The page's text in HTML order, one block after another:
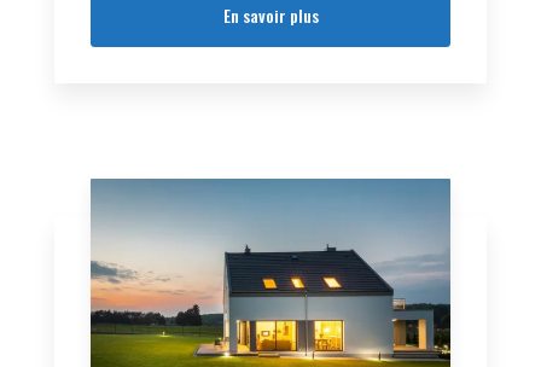
En savoir plus